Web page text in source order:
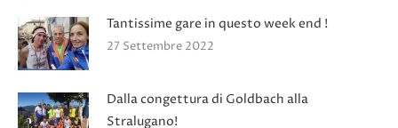
Tantissime gare in questo week end !
27 Settembre 2022
Dalla congettura di Goldbach alla
Stralugano!